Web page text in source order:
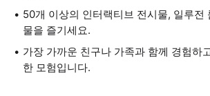
50개 이상의 인터랙티브 전시물, 일루전
물을 즐기세요.
가장 가까운 친구나 가족과 함께 경험하
한 모험입니다.